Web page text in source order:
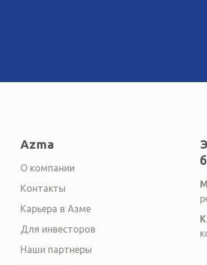
Azma
О компании
Контакты
Карьера в Азме
Для инвесторов
Наши партнеры